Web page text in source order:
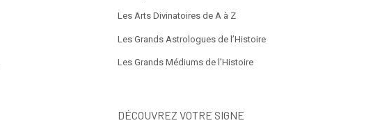
Les Arts Divinatoires de A à Z
Les Grands Astrologues de l’Histoire
Les Grands Médiums de l’Histoire
DÉCOUVREZ VOTRE SIGNE